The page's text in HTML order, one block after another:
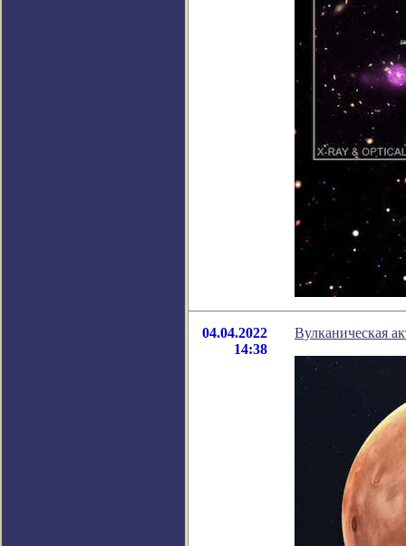
04.04.2022
14:38
Вулканическая